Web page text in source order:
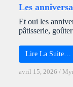
Les
Et oui les
pâtisserie,
Lire La Suite…
avril 15, 2026 /